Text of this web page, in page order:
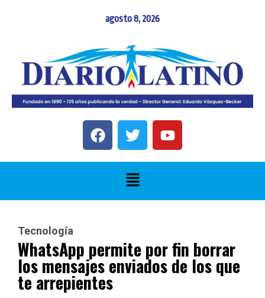
agosto 8, 2026
Tecnología
WhatsApp permite por fin borrar
los mensajes enviados de los que
te arrepientes